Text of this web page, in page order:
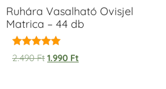
Ruhára Vasalható Ovisjel
Matrica – 44 db
Értékelés:
5.00
2.490Ft 1.990 Ft